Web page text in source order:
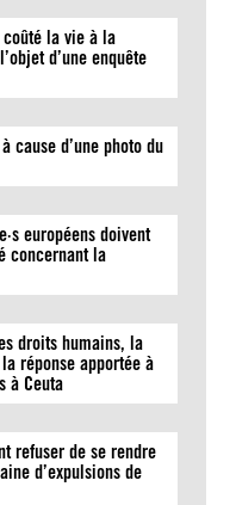
coûté la vie à la
d’une enquête
cause d’une photo du
européens doivent
concernant la
droits humains, la
réponse apportée à
à Ceuta
refuser de se rendre
d’expulsions de